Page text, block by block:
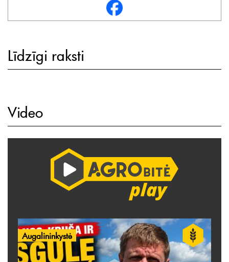
Līdzīgi raksti
Video
Augalininkystė